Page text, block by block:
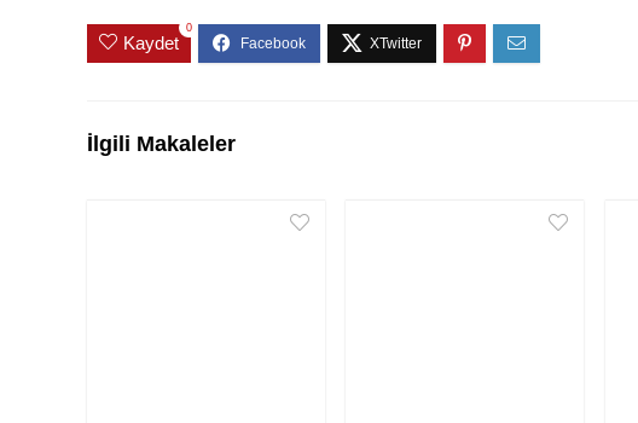
Kaydet
0
İlgili Makaleler